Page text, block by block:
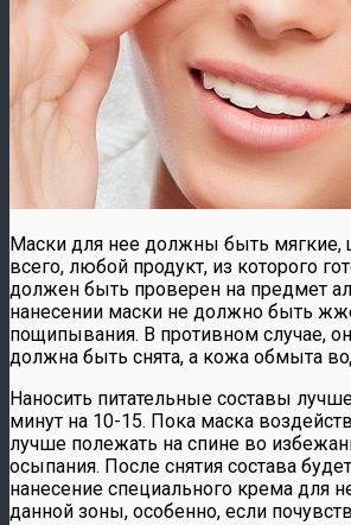
Маски для нее должны быть
всего, любой продукт, из которого
должен быть проверен на предмет
нанесении маски не должно быть
пощипывания. В противном случае,
должна быть снята, а кожа обмыта
Наносить питательные составы
минут на 10-15. Пока маска
лучше полежать на спине во
осыпания. После снятия состава
нанесение специального крема для
данной зоны, особенно, если